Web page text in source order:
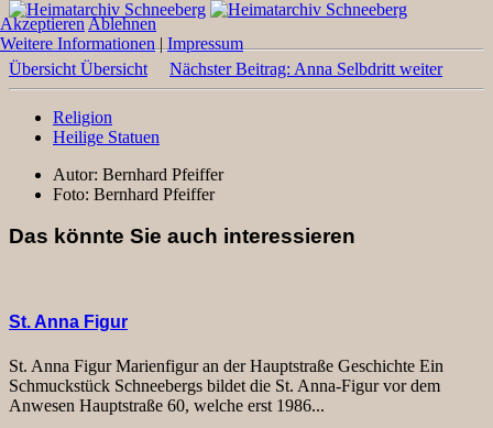
Übersicht Übersicht Nächster Beitrag: Anna Selbdritt weiter
Religion
Heilige Statuen
Autor: Bernhard Pfeiffer
Foto: Bernhard Pfeiffer
Das könnte Sie auch interessieren
St. Anna Figur
St. Anna Figur Marienfigur an der Hauptstraße Geschichte Ein
Schmuckstück Schneebergs bildet die St. Anna-Figur vor dem
Anwesen Hauptstraße 60, welche erst 1986...
AkzeptierenAblehnen
Weitere Informationen | Impressum